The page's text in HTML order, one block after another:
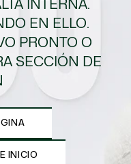
INTERNA.
EN ELLO.
PRONTO O
SECCIÓN DE
INICIO